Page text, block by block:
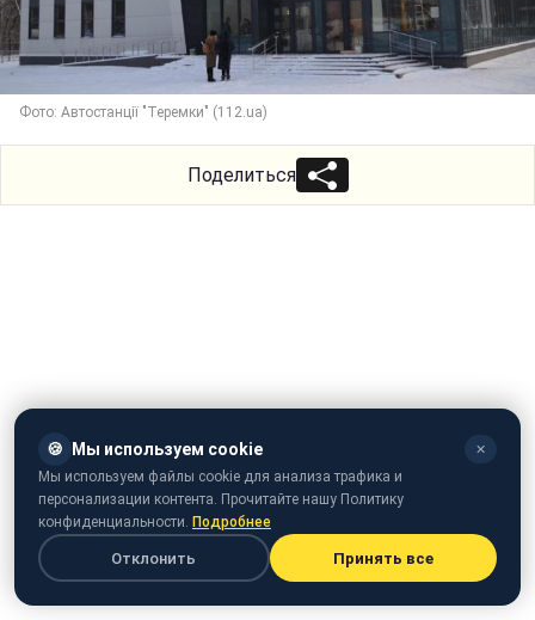
Фото: Автостанції "Теремки" (112.ua)
Поделиться
🍪 Мы используем cookie ✕
Мы используем файлы cookie для анализа трафика и
персонализации контента. Прочитайте нашу Политику
конфиденциальности. Подробнее
Отклонить Принять все